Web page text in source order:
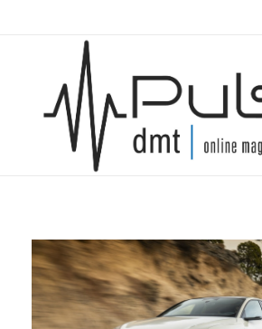
Puls Magazin
Zukunft der Mobilität